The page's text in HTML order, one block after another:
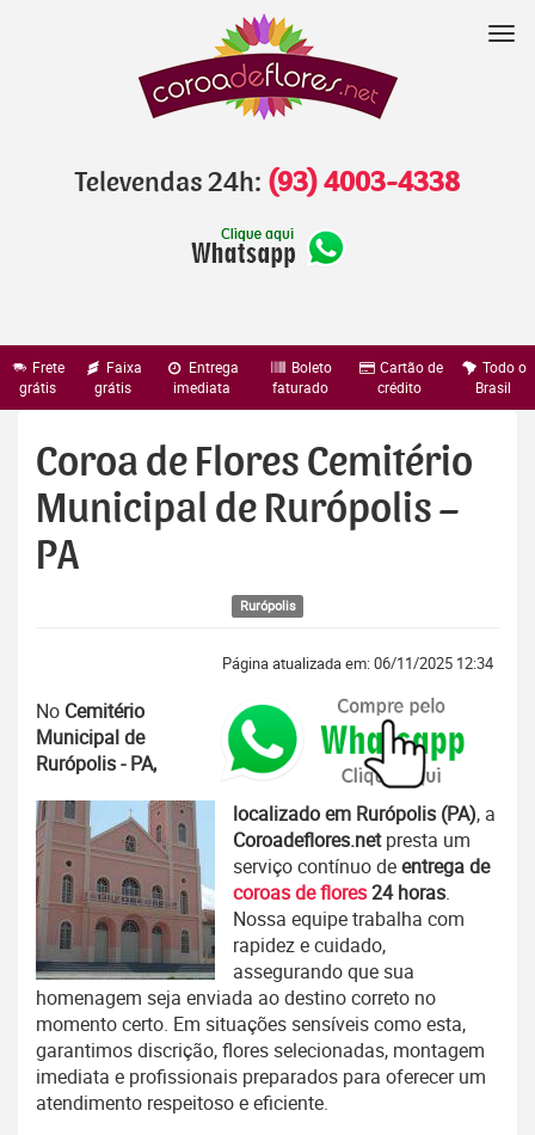
Televendas 24h: (93) 4003-4338
Frete
grátis
Faixa
grátis
Entrega
imediata
Boleto
faturado
Cartão de
crédito
Todo o
Brasil
Coroa de Flores Cemitério
Municipal de Rurópolis –
PA
Rurópolis
Página atualizada em: 06/11/2025 12:34
No Cemitério
Municipal de
Rurópolis - PA,
localizado em Rurópolis (PA), a
Coroadeflores.netpresta um
serviço contínuo deentrega de
coroas de flores24 horas.
Nossa equipe trabalha com
rapidez e cuidado,
assegurando que sua
homenagem seja enviada ao destino correto no
momento certo. Em situações sensíveis como esta,
garantimos discrição, flores selecionadas, montagem
imediata e profissionais preparados para oferecer um
atendimento respeitoso e eficiente.